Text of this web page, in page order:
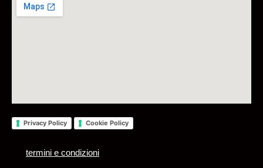
Privacy Policy Cookie Policy
termini e condizioni